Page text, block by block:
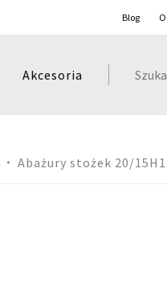
Blog
Akcesoria
Abażury stożek 20/